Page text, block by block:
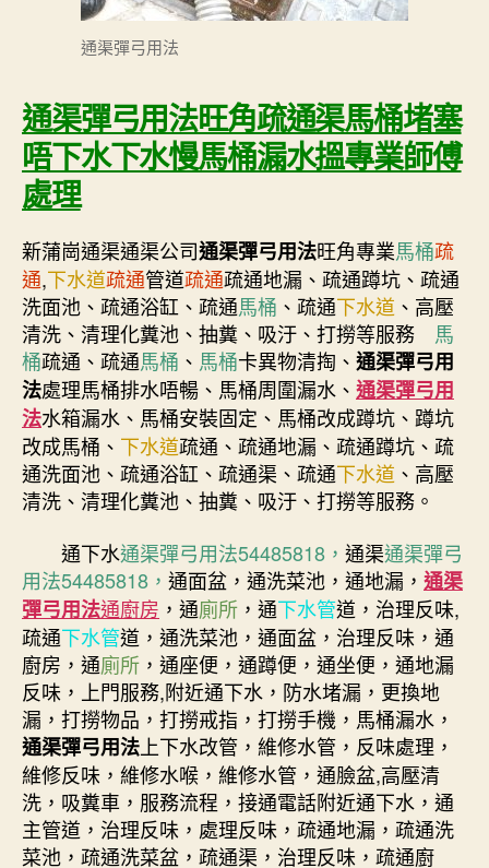
通渠彈弓用法
通渠彈弓用法旺角疏通渠馬桶堵塞
唔下水下水慢馬桶漏水搵專業師傅
處理
新蒲崗通渠通渠公司通渠彈弓用法旺角專業馬桶疏
通,下水道疏通管道疏通疏通地漏、疏通蹲坑、疏通
洗面池、疏通浴缸、疏通馬桶 、疏通下水道 、高壓
清洗、清理化糞池、抽糞、吸汙、打撈等服務 馬
桶疏通、疏通馬桶 、 馬桶卡異物清掏、 通渠彈弓用
法處理馬桶排水唔暢、馬桶周圍漏水、 通渠彈弓用
法水箱漏水、馬桶安裝固定、馬桶改成蹲坑、蹲坑
改成馬桶、 下水道疏通、疏通地漏、疏通蹲坑、疏
通洗面池、疏通浴缸、疏通渠、疏通下水道 、高壓
清洗、清理化糞池、抽糞、吸汙、打撈等服務。
通下水通渠彈弓用法54485818， 通渠通渠彈弓
用法54485818， 通面盆，通洗菜池，通地漏， 通渠
彈弓用法通廚房 ，通廁所 ，通下水管道，治理反味,
疏通下水管道，通洗菜池，通面盆，治理反味，通
廚房，通廁所 ，通座便，通蹲便，通坐便，通地漏
反味，上門服務,附近通下水，防水堵漏，更換地
漏，打撈物品，打撈戒指，打撈手機，馬桶漏水，
通渠彈弓用法 上下水改管，維修水管，反味處理，
維修反味，維修水喉，維修水管，通臉盆,高壓清
洗，吸糞車，服務流程，接通電話附近通下水，通
主管道，治理反味，處理反味，疏通地漏，疏通洗
菜池，疏通洗菜盆，疏通渠，治理反味，疏通廚